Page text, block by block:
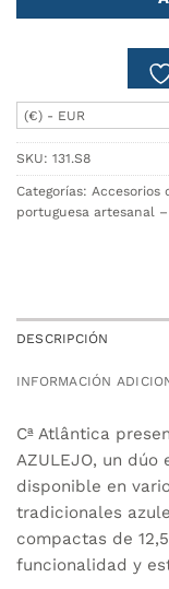
(€) - EUR
SKU: 131.S8
Categorías: Accesorios
portuguesa artesanal
DESCRIPCIÓN
INFORMACIÓN
Cª Atlântica
AZULEJO, un
disponible en
tradicionales
compactas de
funcionalidad y